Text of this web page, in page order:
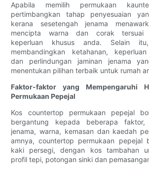
Apabila memilih permukaan
pertimbangkan tahap penyesuaian
kerana sesetengah jenama
mencipta warna dan corak tersuai
keperluan khusus anda. Selain
membandingkan ketahanan,
dan perlindungan jaminan jenama
menentukan pilihan terbaik untuk rumah
Faktor-faktor yang Mempengaruhi
Permukaan Pepejal
Kos countertop permukaan pepejal
bergantung kepada beberapa faktor,
jenama, warna, kemasan dan kaedah
amnya, countertop permukaan pepejal
kaki persegi, dengan kos tambahan
profil tepi, potongan sinki dan